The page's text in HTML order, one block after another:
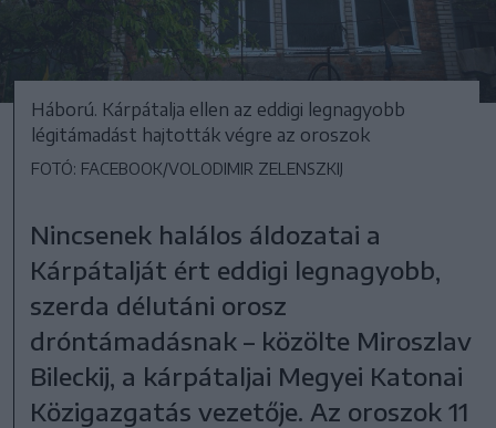
Háború. Kárpátalja ellen az eddigi legnagyobb
légitámadást hajtották végre az oroszok
FOTÓ: FACEBOOK/VOLODIMIR ZELENSZKIJ
Nincsenek halálos áldozatai a
Kárpátalját ért eddigi legnagyobb,
szerda délutáni orosz
dróntámadásnak – közölte Miroszlav
Bileckij, a kárpátaljai Megyei Katonai
Közigazgatás vezetője. Az oroszok 11